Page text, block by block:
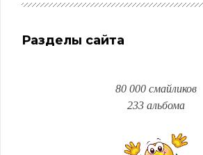
Разделы сайта
80 000 смайликов
233 альбома